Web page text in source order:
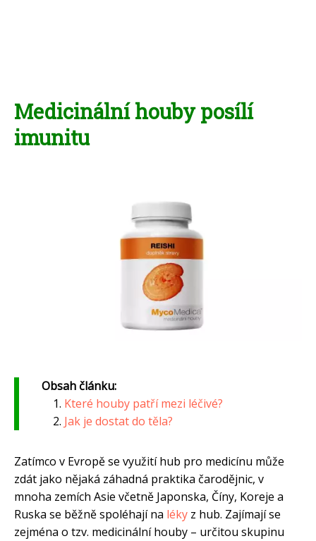
Medicinální houby posílí
imunitu
Obsah článku:
Které houby patří mezi léčivé?
Jak je dostat do těla?
Zatímco v Evropě se využití hub pro medicínu může
zdát jako nějaká záhadná praktika čarodějnic, v
mnoha zemích Asie včetně Japonska, Číny, Koreje a
Ruska se běžně spoléhají na léky z hub. Zajímají se
zejména o tzv. medicinální houby – určitou skupinu